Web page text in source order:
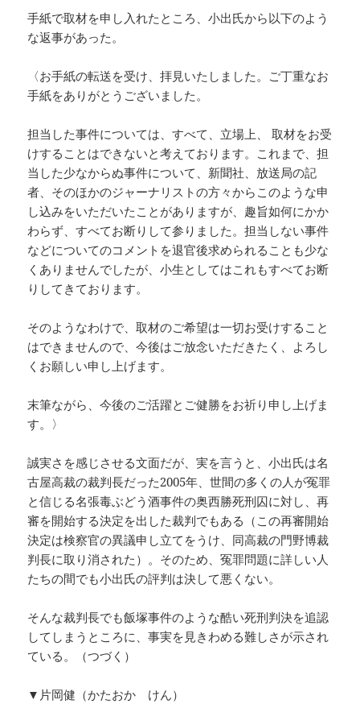
手紙で取材を申し入れたところ、小出氏から以下のよう
な返事があった。
〈お手紙の転送を受け、拝見いたしました。ご丁重なお
手紙をありがとうございました。
担当した事件については、すべて、立場上、 取材をお受
けすることはできないと考えております。これまで、担
当した少なからぬ事件について、新聞社、放送局の記
者、そのほかのジャーナリストの方々からこのような申
し込みをいただいたことがありますが、趣旨如何にかか
わらず、すべてお断りして参りました。担当しない事件
などについてのコメントを退官後求められることも少な
くありませんでしたが、小生としてはこれもすべてお断
りしてきております。
そのようなわけで、取材のご希望は一切お受けすること
はできませんので、今後はご放念いただきたく、よろし
くお願しい申し上げます。
末筆ながら、今後のご活躍とご健勝をお祈り申し上げま
す。〉
誠実さを感じさせる文面だが、実を言うと、小出氏は名
古屋高裁の裁判長だった2005年、世間の多くの人が冤罪
と信じる名張毒ぶどう酒事件の奥西勝死刑囚に対し、再
審を開始する決定を出した裁判でもある（この再審開始
決定は検察官の異議申し立てをうけ、同高裁の門野博裁
判長に取り消された）。そのため、冤罪問題に詳しい人
たちの間でも小出氏の評判は決して悪くない。
そんな裁判長でも飯塚事件のような酷い死刑判決を追認
してしまうところに、事実を見きわめる難しさが示され
ている。（つづく）
▼片岡健（かたおか けん）